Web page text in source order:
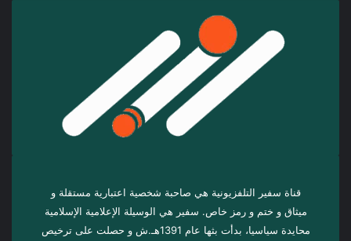
قناة سفير التلفزيونية هي صاحبة شخصية اعتبارية مستقلة و
ميثاق و ختم و رمز خاص. سفیر هي الوسيلة الإعلامية الإسلامية
محايدة سياسيا، بدأت بثها عام 1391هـ.ش و حصلت على ترخيص